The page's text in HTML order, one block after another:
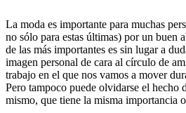
La moda es importante para muchas
no sólo para estas últimas) por un buen
de las más importantes es sin lugar a
imagen personal de cara al círculo de
trabajo en el que nos vamos a mover
Pero tampoco puede olvidarse el hecho
mismo, que tiene la misma importancia